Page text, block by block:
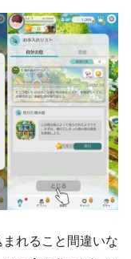
れること間違いな